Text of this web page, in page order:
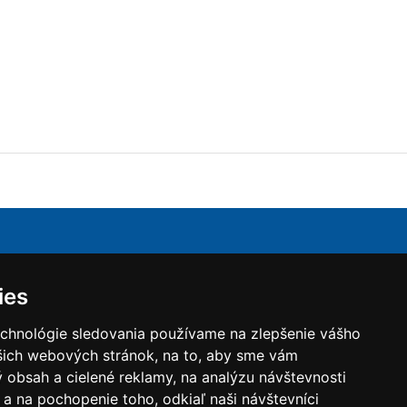
sledovania používame na zlepšenie vášho
webových stránok, na to, aby sme vám
a cielené reklamy, na analýzu návštevnosti
na pochopenie toho, odkiaľ naši návštevníci
zariadení pre Slovenský trh. Hlavným produktom sú
jednotky, ktoré zabezpečujú vetranie s
spätným získavaním tepla s vysokou účinnosťou
a rotačných rekuperátorov. Jednotkami Komfovent
komfortné a zdravé vnútorné prostredie v bytových
a nebytových (administratívnych a